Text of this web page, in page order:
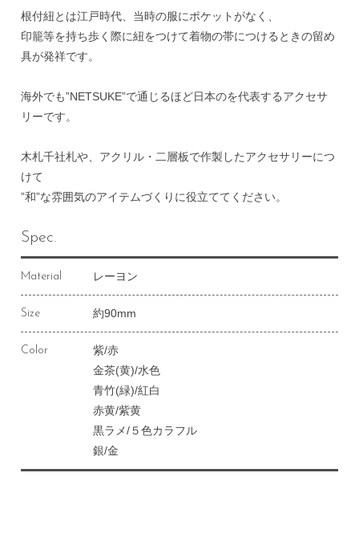
根付紐とは江戸時代、当時の服にポケットがなく、
印籠等を持ち歩く際に紐をつけて着物の帯につけるときの留め
具が発祥です。
海外でも”NETSUKE”で通じるほど日本のを代表するアクセサ
リーです。
木札千社札や、アクリル・二層板で作製したアクセサリーにつ
けて
”和”な雰囲気のアイテムづくりに役立ててください。
Spec.
Material レーヨン
Size 約90mm
Color
紫/赤
金茶(黄)/水色
青竹(緑)/紅白
赤黄/紫黄
黒ラメ/５色カラフル
銀/金